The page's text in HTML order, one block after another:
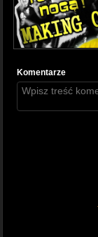
Komentarze